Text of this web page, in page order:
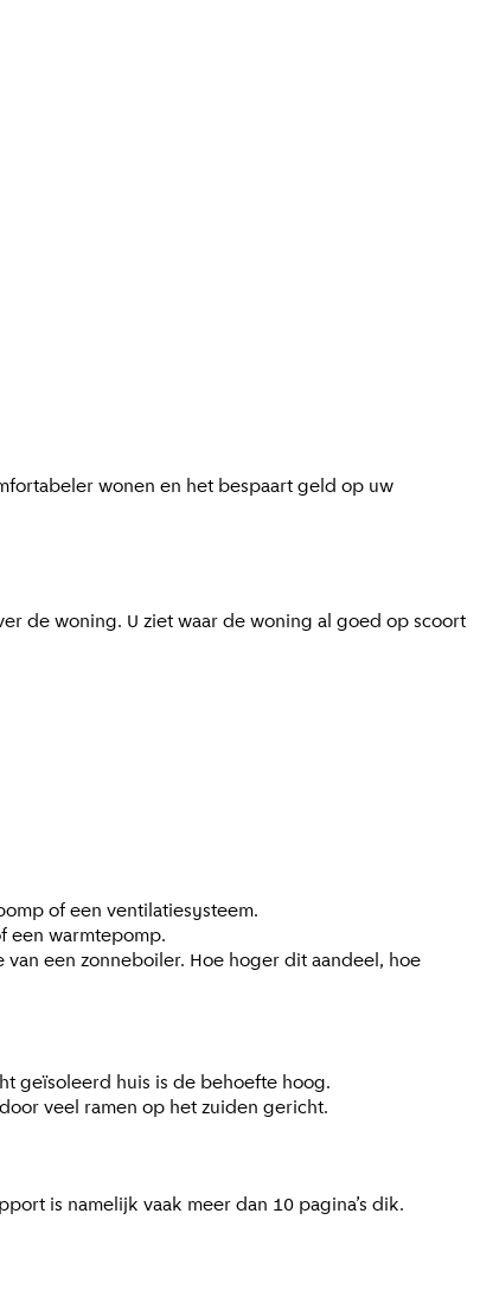
wonen en het bespaart geld op uw
de woning. U ziet waar de woning al goed op scoort
of een ventilatiesysteem.
een warmtepomp.
een zonneboiler. Hoe hoger dit aandeel, hoe
geïsoleerd huis is de behoefte hoog.
veel ramen op het zuiden gericht.
is namelijk vaak meer dan 10 pagina’s dik.